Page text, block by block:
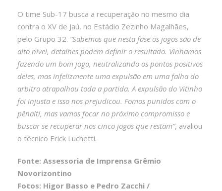
O time Sub-17 busca a recuperação no mesmo dia
contra o XV de Jaú, no Estádio Zezinho Magalhães,
pelo Grupo 32. “Sabemos que nesta fase os jogos são de
alto nível, detalhes podem definir o resultado. Vínhamos
fazendo um bom jogo, neutralizando os pontos positivos
deles, mas infelizmente uma expulsão em uma falha do
arbitro atrapalhou toda a partida. A expulsão do Vitinho
foi injusta e isso nos prejudicou. Fomos punidos com o
pênalti, mas vamos focar no próximo compromisso e
buscar se recuperar nos cinco jogos que restam”, avaliou
o técnico Erick Luchetti.
Fonte: Assessoria de Imprensa Grêmio
Novorizontino
Fotos: Higor Basso e Pedro Zacchi /